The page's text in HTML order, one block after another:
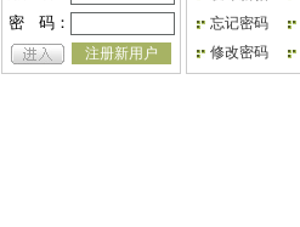
密
码：
注册新用户
忘记密码
修改密码